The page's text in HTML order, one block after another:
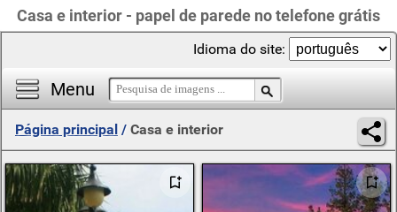
Casa e interior - papel de parede no telefone grátis
Menu
Idioma do site:
Página principal / Casa e interior